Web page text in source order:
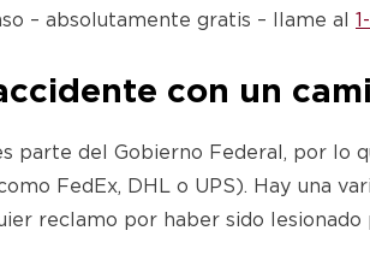
– absolutamente gratis – llame al
con un
parte del Gobierno Federal, por lo
FedEx, DHL o UPS). Hay una
reclamo por haber sido lesionado